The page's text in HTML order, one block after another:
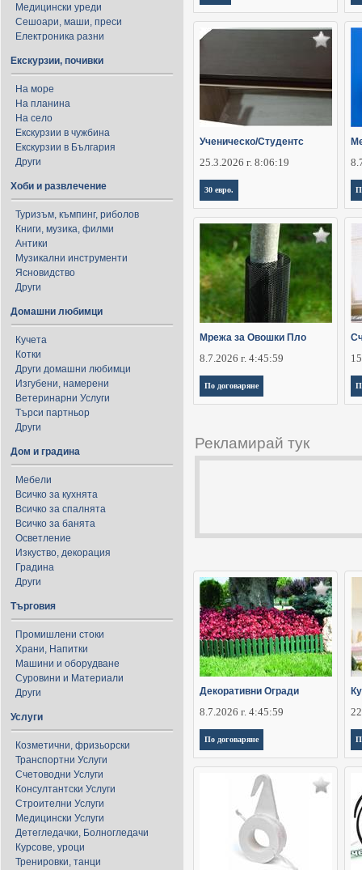
Медицински уреди
Сешоари, маши, преси
Електроника разни
Екскурзии, почивки
На море
На планина
На село
Екскурзии в чужбина
Екскурзии в България
Други
Хоби и развлечение
Туризъм, къмпинг, риболов
Книги, музика, филми
Антики
Музикални инструменти
Ясновидство
Други
Домашни любимци
Кучета
Котки
Други домашни любимци
Изгубени, намерени
Ветеринарни Услуги
Търси партньор
Други
Дом и градина
Мебели
Всичко за кухнята
Всичко за спалнята
Всичко за банята
Осветление
Изкуство, декорация
Градина
Други
Търговия
Промишлени стоки
Храни, Напитки
Машини и оборудване
Суровини и Материали
Други
Услуги
Козметични, фризьорски
Транспортни Услуги
Счетоводни Услуги
Консултантски Услуги
Строителни Услуги
Медицински Услуги
Детегледачки, Болногледачи
Курсове, уроци
Тренировки, танци
Ученическо/Студентс
25.3.2026 г. 8:06:19
30 евро.
Мрежа за Овошки Пло
8.7.2026 г. 4:45:59
По договаряне
Рекламирай тук
Декоративни Огради
8.7.2026 г. 4:45:59
По договаряне